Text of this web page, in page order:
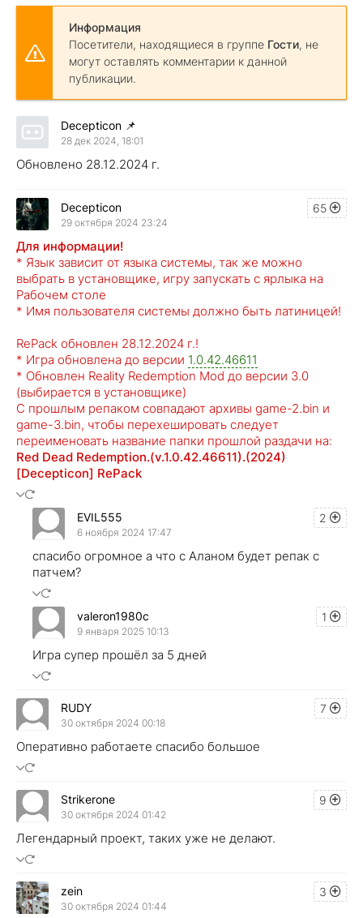
Информация
Посетители, находящиеся в группе Гости, не
могут оставлять комментарии к данной
публикации.
Decepticon 📌
28 дек 2024, 18:01
Обновлено 28.12.2024 г.
65
Decepticon
29 октября 2024 23:24
Для информации!
* Язык зависит от языка системы, так же можно
выбрать в установщике, игру запускать с ярлыка на
Рабочем столе
* Имя пользователя системы должно быть латиницей!
RePack обновлен 28.12.2024 г.!
* Игра обновлена до версии 1.0.42.46611
* Обновлен Reality Redemption Mod до версии 3.0
(выбирается в установщике)
С прошлым репаком совпадают архивы game-2.bin и
game-3.bin, чтобы перехешировать следует
переименовать название папки прошлой раздачи на:
Red Dead Redemption.(v.1.0.42.46611).(2024)
[Decepticon] RePack
2
EVIL555
6 ноября 2024 17:47
спасибо огромное а что с Аланом будет репак с
патчем?
1
valeron1980c
9 января 2025 10:13
Игра супер прошёл за 5 дней
7
RUDY
30 октября 2024 00:18
Оперативно работаете спасибо большое
9
Strikerone
30 октября 2024 01:42
Легендарный проект, таких уже не делают.
3
zein
30 октября 2024 01:44